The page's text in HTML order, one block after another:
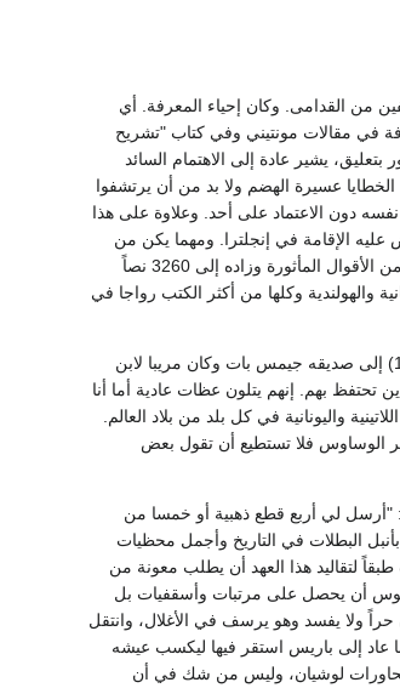
مأثورة وتضم 818 مثلا أو شاهداً، معظمها لمؤلفين من القدامى. وكان إحياء المعرفة. أي
في مقالات مونتيني وفي كتاب "تشريح
يشير عادة إلى الاهتمام السائد
عسيرة الهضم ولا بد من أن يرتشفوا
دون الاعتماد على أحد. وعلاوة على هذا
الإقامة في إنجلترا. ومهما يكن من
أمر فإن أرازموس لم يكن على استعداد لترك القارة والإقامة في جزيرة وفي الأعوام الثمانية التالية نشر بضع نسخ منقحة من الأقوال المأثورة وزاده إلى 3260 نصاً
والهولندية وكلها من أكثر الكتب رواجا في
وعلى الرغم من هذا كله كانت الظروف غير مواتية والطعام لا يكتفي واشتد بأرازموس الضيق فكتب (12 ديسمبر عام 1500) إلى صديقه جيمس بات وكان مريبا لابن
بهم. إنهم يتلون عظات عادية أما أنا
واليونانية في كل بلد من بلاد العالم.
الوساوس فلا تستطيع أن تقول بعض
لي أربع قطع ذهبية أو خمسا من
البطلات في التاريخ وأجمل محظيات
لتقاليد هذا العهد أن يطلب معونة من
أن يحصل على مرتبات وأسقفيات بل
ولا يفسد وهو يرسف في الأغلال، وانتقل
عاد إلى باريس استقر فيها ليكسب عيشه
لوشيان، وليس من شك في أن